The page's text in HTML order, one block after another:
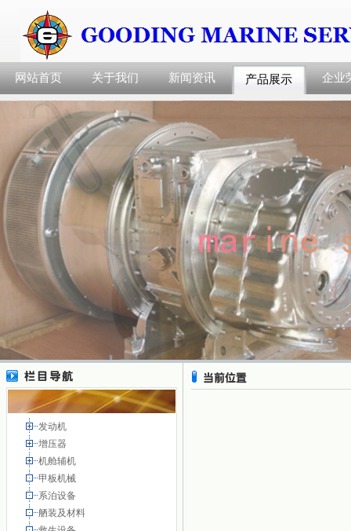
网站首页 关于我们 新闻资讯 产品展示 企业
发动机
增压器
机舱辅机
甲板机械
系泊设备
舾装及材料